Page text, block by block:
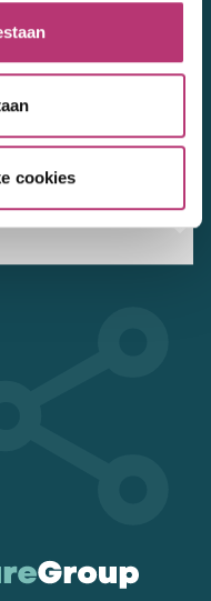
cookies